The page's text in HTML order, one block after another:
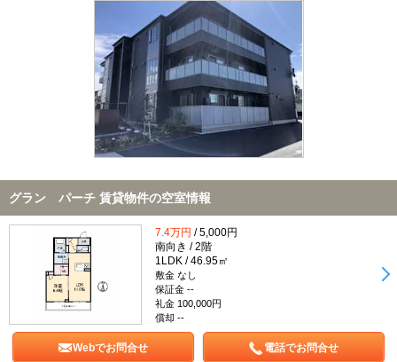
物件特集から
不動産会社から
TOP
グラン パーチ 賃貸物件の空室情報
7.4万円 / 5,000円
南向き / 2階
1LDK / 46.95㎡
敷金 なし
保証金 --
礼金 100,000円
償却 --
Webでお問合せ 電話でお問合せ